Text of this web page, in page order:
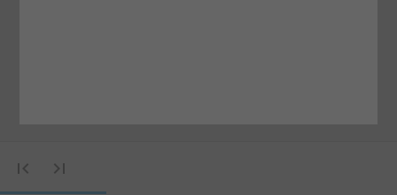
first_page last_page